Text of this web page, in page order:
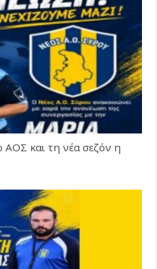
ΑΟΣ και τη νέα σεζόν η